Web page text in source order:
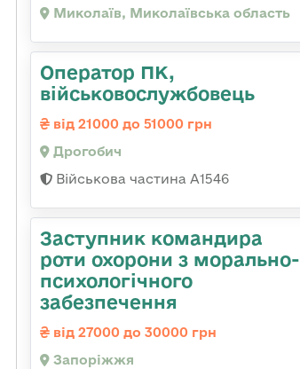
Миколаїв, Миколаївська область
Оператор ПК,
військовослужбовець
від 21000 до 51000 грн
Дрогобич
Військова частина А1546
Заступник командира
роти охорони з морально-
психологічного
забезпечення
від 27000 до 30000 грн
Запоріжжя